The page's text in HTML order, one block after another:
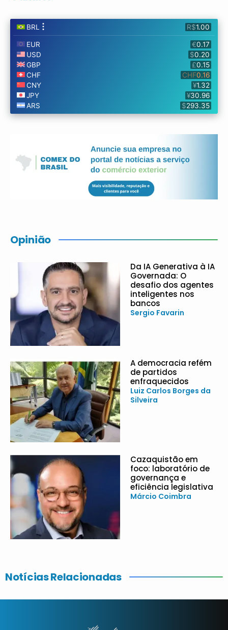
Opinião
Da IA Generativa à IA
Governada: O
desafio dos agentes
inteligentes nos
bancos
Sergio Favarin
A democracia refém
de partidos
enfraquecidos
Luiz Carlos Borges da
Silveira
Cazaquistão em
foco: laboratório de
governança e
eficiência legislativa
Márcio Coimbra
Notícias Relacionadas